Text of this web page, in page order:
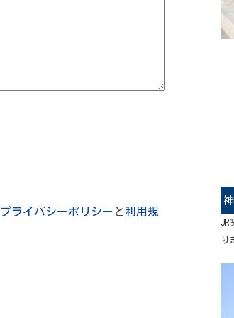
プライバシーポリシー と利用規
JR
り